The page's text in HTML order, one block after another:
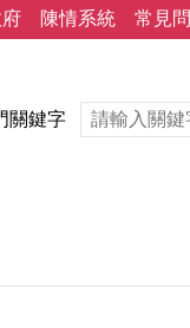
陳情系統 常見
關鍵字